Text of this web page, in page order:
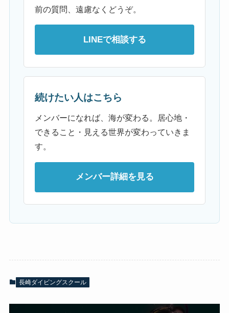
前の質問、遠慮なくどうぞ。
LINEで相談する
続けたい人はこちら
メンバーになれば、海が変わる。居心地・
できること・見える世界が変わっていきま
す。
メンバー詳細を見る
長崎ダイビングスクール